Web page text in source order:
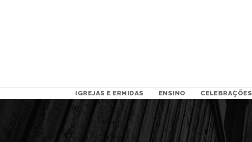
IGREJAS E ERMIDAS ENSINO CELEBRAÇÕES